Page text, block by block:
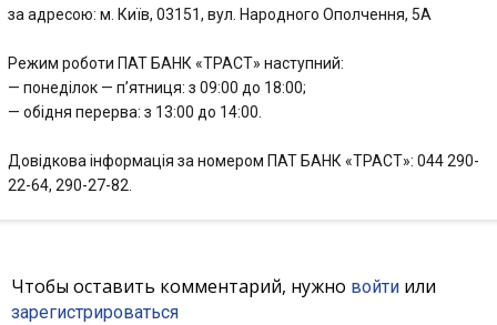
за адресою: м. Київ, 03151, вул. Народного Ополчення, 5А
Режим роботи ПАТ БАНК «ТРАСТ» наступний:
— понеділок — п’ятниця: з 09:00 до 18:00;
— обідня перерва: з 13:00 до 14:00.
Довідкова інформація за номером ПАТ БАНК «ТРАСТ»: 044 290-
22-64, 290-27-82.
Чтобы оставить комментарий, нужно войти или
зарегистрироваться